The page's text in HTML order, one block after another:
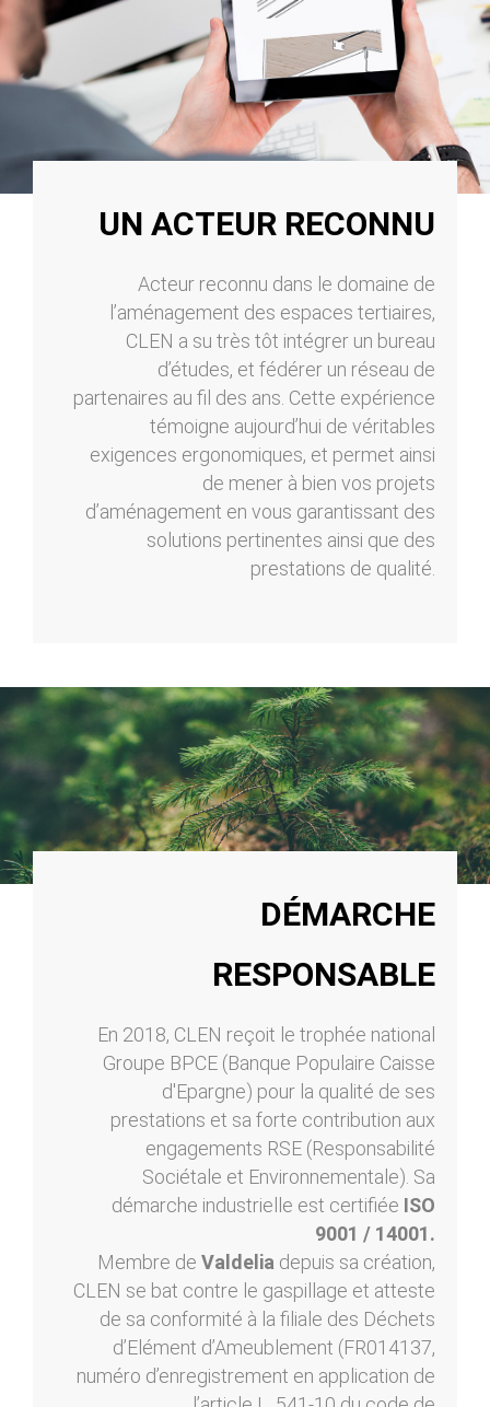
UN ACTEUR RECONNU
Acteur reconnu dans le domaine de
l’aménagement des espaces tertiaires,
CLEN a su très tôt intégrer un bureau
d’études, et fédérer un réseau de
partenaires au fil des ans. Cette expérience
témoigne aujourd’hui de véritables
exigences ergonomiques, et permet ainsi
de mener à bien vos projets
d’aménagement en vous garantissant des
solutions pertinentes ainsi que des
prestations de qualité.
DÉMARCHE
RESPONSABLE
En 2018, CLEN reçoit le trophée national
Groupe BPCE (Banque Populaire Caisse
d'Epargne) pour la qualité de ses
prestations et sa forte contribution aux
engagements RSE (Responsabilité
Sociétale et Environnementale). Sa
démarche industrielle est certifiée ISO
9001 / 14001.
Membre de Valdelia depuis sa création,
CLEN se bat contre le gaspillage et atteste
de sa conformité à la filiale des Déchets
d’Elément d’Ameublement (FR014137,
numéro d’enregistrement en application de